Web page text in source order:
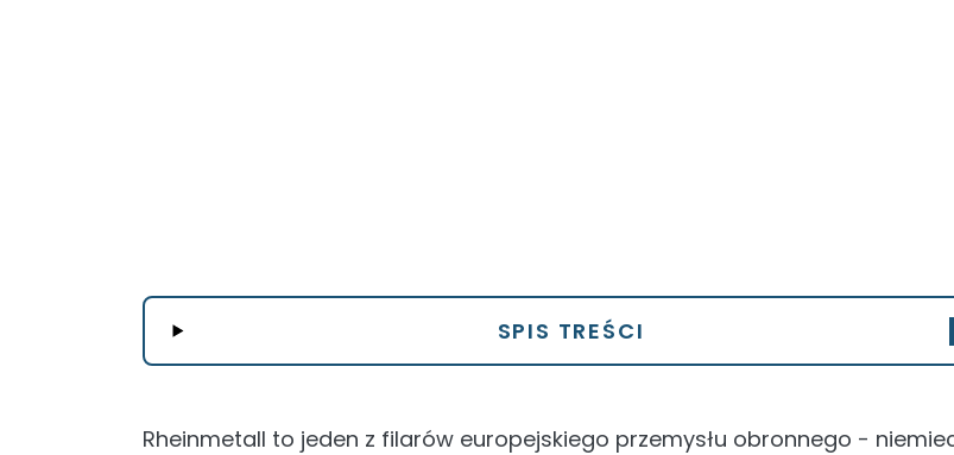
SPIS TREŚCI
Rheinmetall to jeden z filarów europejskiego przemysłu obronnego -